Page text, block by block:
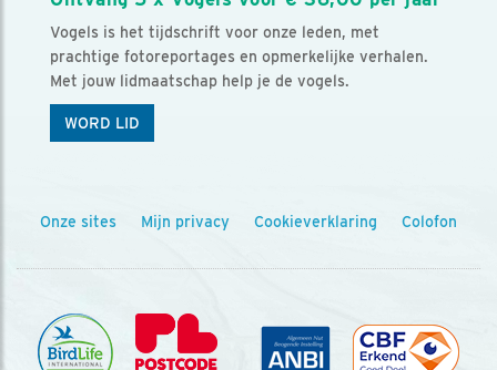
Vogels is het tijdschrift voor onze leden, met
prachtige fotoreportages en opmerkelijke verhalen.
Met jouw lidmaatschap help je de vogels.
WORD LID
Onze sites Mijn privacy Cookieverklaring Colofon